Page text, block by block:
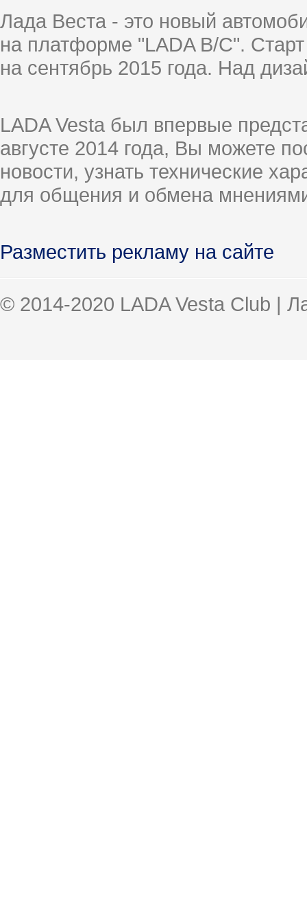
Лада Веста - это новый
на платформе "LADA B/C".
на сентябрь 2015 года. Над
LADA Vesta был впервые
августе 2014 года, Вы можете
новости, узнать технические
для общения и обмена
Разместить рекламу на сайте
© 2014-2020 LADA Vesta Club |